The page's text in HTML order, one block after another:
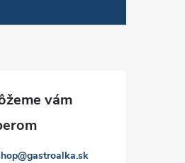
@gastroalka.sk